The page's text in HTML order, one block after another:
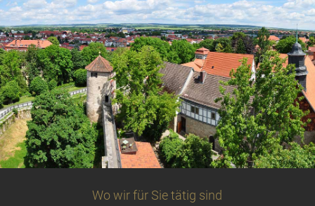
Wo wir für Sie tätig sind